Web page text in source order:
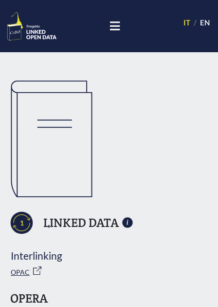
IT EN
1 LINKED DATA
Interlinking
OPAC
OPERA